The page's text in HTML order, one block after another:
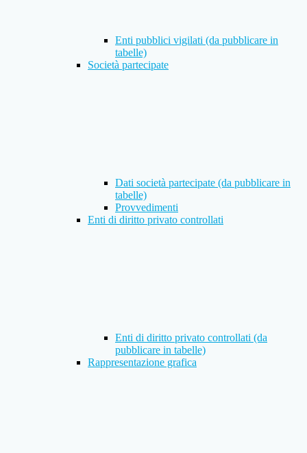
Enti pubblici vigilati (da pubblicare in
tabelle)
Società partecipate
Dati società partecipate (da pubblicare in
tabelle)
Provvedimenti
Enti di diritto privato controllati
Enti di diritto privato controllati (da
pubblicare in tabelle)
Rappresentazione grafica